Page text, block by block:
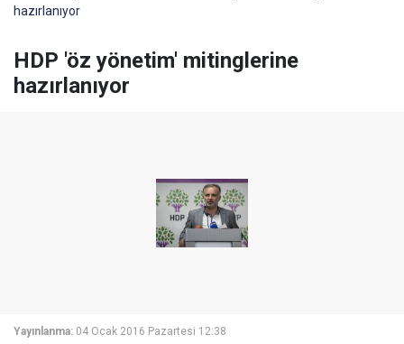
hazırlanıyor
HDP 'öz yönetim' mitinglerine
hazırlanıyor
Yayınlanma: 04 Ocak 2016 Pazartesi 12:38